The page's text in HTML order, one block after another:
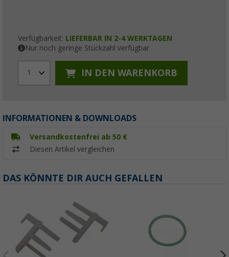
Verfügbarkeit: LIEFERBAR IN 2-4 WERKTAGEN
Nur noch geringe Stückzahl verfügbar
1 IN DEN WARENKORB
INFORMATIONEN & DOWNLOADS
Versandkostenfrei ab 50 €
Diesen Artikel vergleichen
DAS KÖNNTE DIR AUCH GEFALLEN